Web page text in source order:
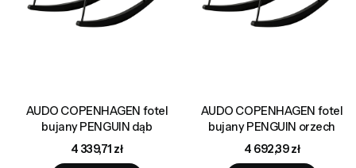
AUDO COPENHAGEN fotel
bujany PENGUIN dąb
Cena
4 339,71 zł
AUDO COPENHAGEN fotel
bujany PENGUIN orzech
Cena
4 692,39 zł